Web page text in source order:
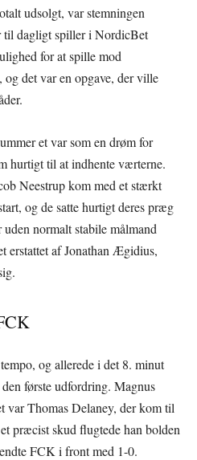
udsolgt, var stemningen
dagligt spiller i NordicBet
for at spille mod
det var en opgave, der ville
et var som en drøm for
hurtigt til at indhente værterne.
Neestrup kom med et stærkt
og de satte hurtigt deres præg
normalt stabile målmand
erstattet af Jonathan Ægidius,
og allerede i det 8. minut
første udfordring. Magnus
var Thomas Delaney, der kom til
præcist skud flugtede han bolden
FCK i front med 1-0.